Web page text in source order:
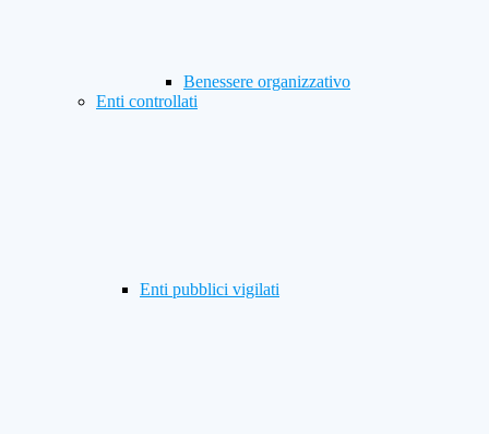
Benessere organizzativo
Enti controllati
Enti pubblici vigilati